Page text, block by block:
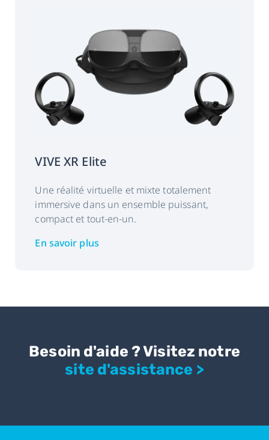
VIVE XR Elite
Une réalité virtuelle et mixte totalement
immersive dans un ensemble puissant,
compact et tout-en-un.
En savoir plus
Besoin d'aide ? Visitez notre
site d'assistance >